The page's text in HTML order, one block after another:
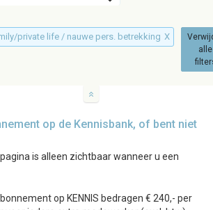
private life / nauwe pers. betrekking X
alle
op de Kennisbank, of bent niet
is alleen zichtbaar wanneer u een
op KENNIS bedragen € 240,- per